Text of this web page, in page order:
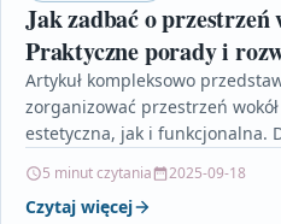
Jak zadbać o przestrzeń
Praktyczne porady i
Artykuł kompleksowo
zorganizować przestrzeń
estetyczna, jak i funkcjonalna.
5 minut czytania 2025-09-18
Czytaj więcej